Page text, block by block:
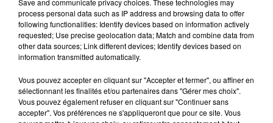
19h04
19h04 19h01
19h01
process personal data such as IP address and browsing data to offer
following functionalities: Identify devices based on information actively
requested; Use precise geolocation data; Match and combine data from
other data sources; Link different devices; Identify devices based on
information transmitted automatically.
Vous pouvez accepter en cliquant sur "Accepter et fermer", ou affiner en
sélectionnant les finalités et/ou partenaires dans "Gérer mes choix".
Vous pouvez également refuser en cliquant sur "Continuer sans
accepter". Vos préférences ne s'appliqueront que pour ce site. Vous